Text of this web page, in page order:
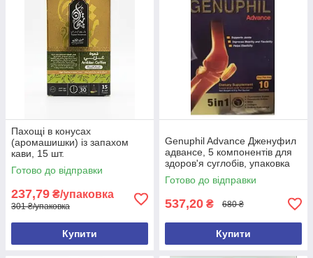
Пахощі в конусах
(аромашишки) із запахом
кави, 15 шт.
Готово до відправки
237,79 ₴/упаковка
301 ₴/упаковка
Купити
Genuphil Advance Дженуфил
адвансе, 5 компонентів для
здоров'я суглобів, упаковка
10саше Єгипет
Готово до відправки
537,20 ₴ 680 ₴
Купити